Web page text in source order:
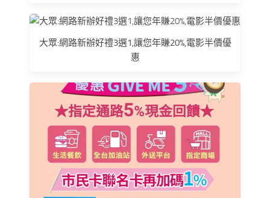
大眾:網路新辦好禮3選1,讓您年賺20%,電影半價優
惠